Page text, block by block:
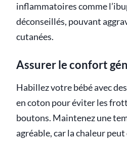
inflammatoires comme
déconseillés, pouvant
cutanées.
Assurer le confort
Habillez votre bébé avec
en coton pour éviter les
boutons. Maintenez une
agréable, car la chaleur peut